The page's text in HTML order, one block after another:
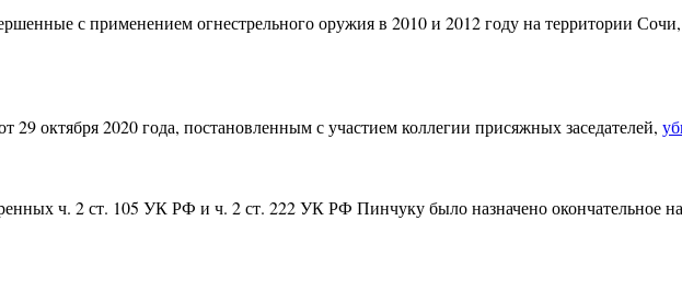
с применением огнестрельного оружия в 2010 и 2012 году на территории
29 октября 2020 года, постановленным с участием коллегии присяжных заседателей,
ч. 2 ст. 105 УК РФ и ч. 2 ст. 222 УК РФ Пинчуку было назначено окончательное